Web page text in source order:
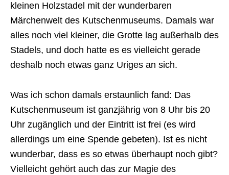
kleinen Holzstadel mit der wunderbaren
Märchenwelt des Kutschenmuseums. Damals war
alles noch viel kleiner, die Grotte lag außerhalb des
Stadels, und doch hatte es es vielleicht gerade
deshalb noch etwas ganz Uriges an sich.
Was ich schon damals erstaunlich fand: Das
Kutschenmuseum ist ganzjährig von 8 Uhr bis 20
Uhr zugänglich und der Eintritt ist frei (es wird
allerdings um eine Spende gebeten). Ist es nicht
wunderbar, dass es so etwas überhaupt noch gibt?
Vielleicht gehört auch das zur Magie des